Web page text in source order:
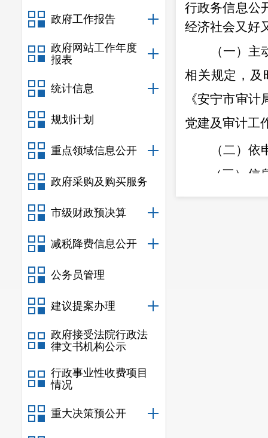
政府工作报告
政府网站工作年度
报表
统计信息
规划计划
重点领域信息公开
政府采购及购买服务
市级财政预决算
减税降费信息公开
公务员管理
建议提案办理
政府接受法院行政法
律文书机构公示
行政事业性收费项目
情况
重大决策预公开
行政务信息公
经济社会又好
（一）
相关规定，及
《安宁市审
党建及审计工
（二）
（三）信
相结合，对需